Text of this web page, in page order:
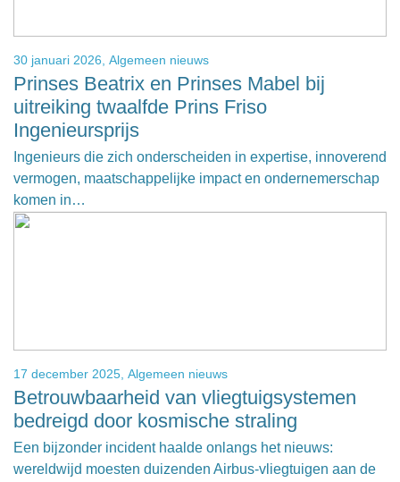
30 januari 2026, Algemeen nieuws
Prinses Beatrix en Prinses Mabel bij
uitreiking twaalfde Prins Friso
Ingenieursprijs
Ingenieurs die zich onderscheiden in expertise, innoverend
vermogen, maatschappelijke impact en ondernemerschap
komen in…
17 december 2025, Algemeen nieuws
Betrouwbaarheid van vliegtuigsystemen
bedreigd door kosmische straling
Een bijzonder incident haalde onlangs het nieuws:
wereldwijd moesten duizenden Airbus-vliegtuigen aan de